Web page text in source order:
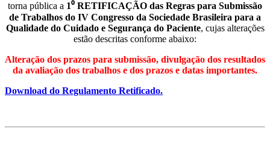
torna pública a 1⁰ RETIFICAÇÃO das Regras para Submissão
de Trabalhos do IV Congresso da Sociedade Brasileira para a
Qualidade do Cuidado e Segurança do Paciente, cujas alterações
estão descritas conforme abaixo:
Alteração dos prazos para submissão, divulgação dos resultados
da avaliação dos trabalhos e dos prazos e datas importantes.
Download do Regulamento Retificado.